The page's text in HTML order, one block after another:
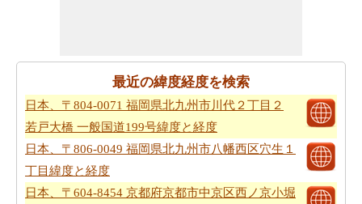
最近の緯度経度を検索
日本、〒804-0071 福岡県北九州市川代２丁目２
若戸大橋 一般国道199号緯度と経度
日本、〒806-0049 福岡県北九州市八幡西区穴生１
丁目緯度と経度
日本、〒604-8454 京都府京都市中京区西ノ京小堀